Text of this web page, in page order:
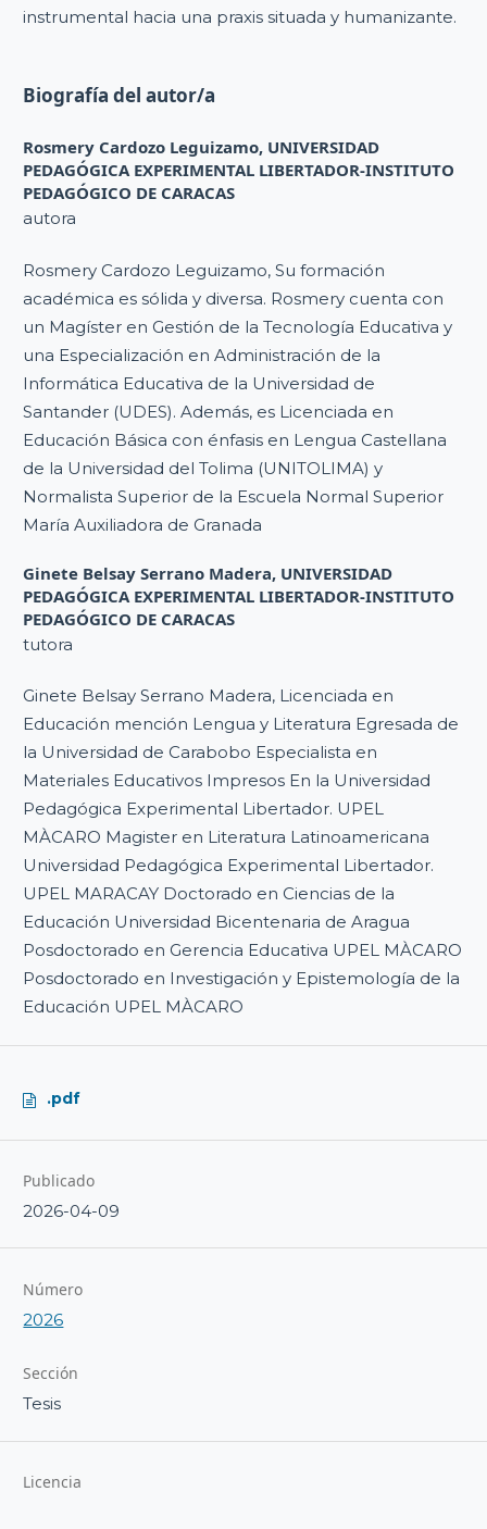
instrumental hacia una praxis situada y humanizante.
Biografía del autor/a
Rosmery Cardozo Leguizamo, UNIVERSIDAD
PEDAGÓGICA EXPERIMENTAL LIBERTADOR-INSTITUTO
PEDAGÓGICO DE CARACAS
autora
Rosmery Cardozo Leguizamo, Su formación
académica es sólida y diversa. Rosmery cuenta con
un Magíster en Gestión de la Tecnología Educativa y
una Especialización en Administración de la
Informática Educativa de la Universidad de
Santander (UDES). Además, es Licenciada en
Educación Básica con énfasis en Lengua Castellana
de la Universidad del Tolima (UNITOLIMA) y
Normalista Superior de la Escuela Normal Superior
María Auxiliadora de Granada
Ginete Belsay Serrano Madera, UNIVERSIDAD
PEDAGÓGICA EXPERIMENTAL LIBERTADOR-INSTITUTO
PEDAGÓGICO DE CARACAS
tutora
Ginete Belsay Serrano Madera, Licenciada en
Educación mención Lengua y Literatura Egresada de
la Universidad de Carabobo Especialista en
Materiales Educativos Impresos En la Universidad
Pedagógica Experimental Libertador. UPEL
MÀCARO Magister en Literatura Latinoamericana
Universidad Pedagógica Experimental Libertador.
UPEL MARACAY Doctorado en Ciencias de la
Educación Universidad Bicentenaria de Aragua
Posdoctorado en Gerencia Educativa UPEL MÀCARO
Posdoctorado en Investigación y Epistemología de la
Educación UPEL MÀCARO
.pdf
Publicado
2026-04-09
Número
2026
Sección
Tesis
Licencia